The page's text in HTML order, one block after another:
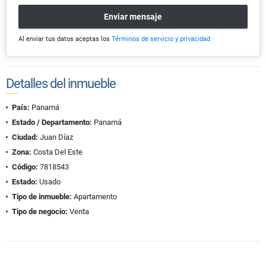
Enviar mensaje
Al enviar tus datos aceptas los Términos de servicio y privacidad
Detalles del inmueble
País: Panamá
Estado / Departamento: Panamá
Ciudad: Juan Díaz
Zona: Costa Del Este
Código: 7818543
Estado: Usado
Tipo de inmueble: Apartamento
Tipo de negocio: Venta